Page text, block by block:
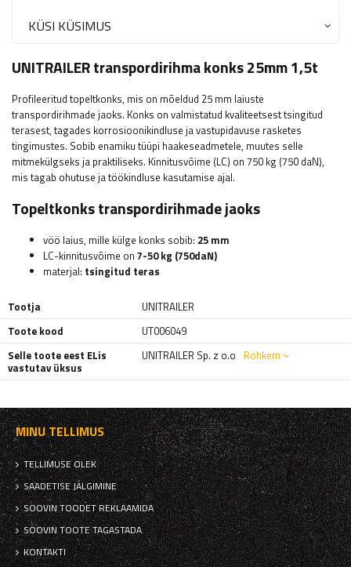
KÜSI KÜSIMUS
UNITRAILER transpordirihma konks 25mm 1,5t
Profileeritud topeltkonks, mis on mõeldud 25 mm laiuste
transpordirihmade jaoks. Konks on valmistatud kvaliteetsest tsingitud
terasest, tagades korrosioonikindluse ja vastupidavuse rasketes
tingimustes. Sobib enamiku tüüpi haakeseadmetele, muutes selle
mitmekülgseks ja praktiliseks. Kinnitusvõime (LC) on 750 kg (750 daN),
mis tagab ohutuse ja töökindluse kasutamise ajal.
Topeltkonks transpordirihmade jaoks
vöö laius, mille külge konks sobib: 25 mm
LC-kinnitusvõime on 7-50 kg (750daN)
materjal: tsingitud teras
Tootja
UNITRAILER
Toote kood
UT006049
Selle toote eest ELis
vastutav üksus
UNITRAILER Sp. z o.o Rohkem
MINU TELLIMUS
TELLIMUSE OLEK
SAADETISE JÄLGIMINE
SOOVIN TOODET REKLAAMIDA
SOOVIN TOOTE TAGASTADA
KONTAKTI